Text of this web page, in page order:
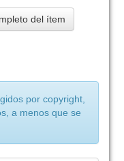
del ítem
por copyright,
a menos que se